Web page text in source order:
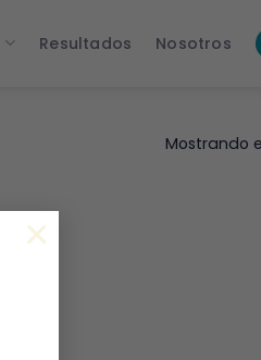
×
Resultados Nosotros
Mostrando